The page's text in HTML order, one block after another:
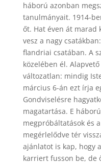
háború azonban
tanulmányait. 1914-
őt. Hat éven át marad
vesz a nagy
flandriai csatában. A
közelében él.
változatlan: mindig
március 6-án ezt írja
Gondviselésre
magatartása. E
megpróbáltatások és
megérlelődve tér
ajánlatot is kap, hogy
karriert fusson be, de